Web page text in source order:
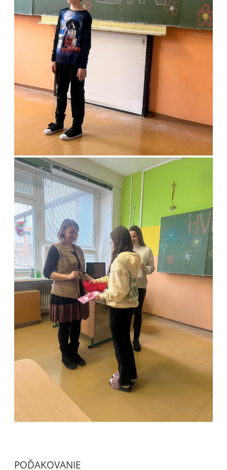
POĎAKOVANIE